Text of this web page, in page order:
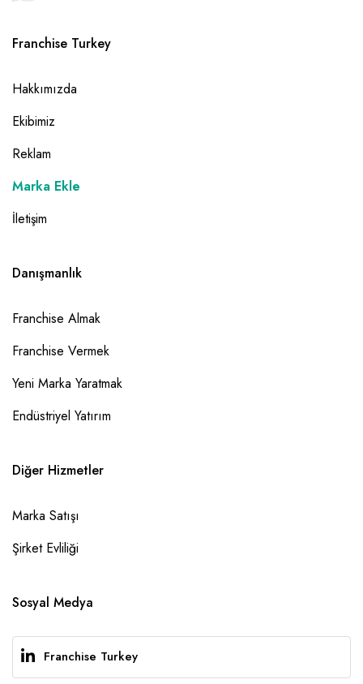
Franchise Turkey
Hakkımızda
Ekibimiz
Reklam
Marka Ekle
İletişim
Danışmanlık
Franchise Almak
Franchise Vermek
Yeni Marka Yaratmak
Endüstriyel Yatırım
Diğer Hizmetler
Marka Satışı
Şirket Evliliği
Sosyal Medya
Franchise Turkey